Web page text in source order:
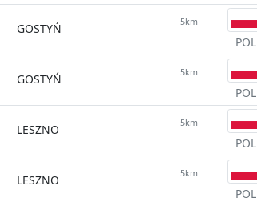
GOSTYŃ 5km
POL
GOSTYŃ 5km
POL
LESZNO 5km
POL
LESZNO 5km
POL